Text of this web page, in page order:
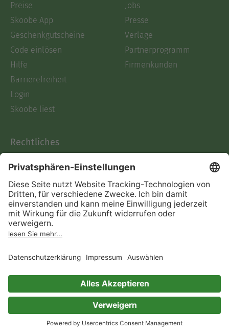
Preise
Skoobe App
Geschenkgutscheine
Code einlösen
Hilfe
Barrierefreiheit
Login
Skoobe liest
Jobs
Presse
Verlage
Partnerprogramm
Firmenkunden
Rechtliches
AGB
Informationen nach Data
Act
Verträge hier kündigen
Impressum
Immer ein gutes Buch